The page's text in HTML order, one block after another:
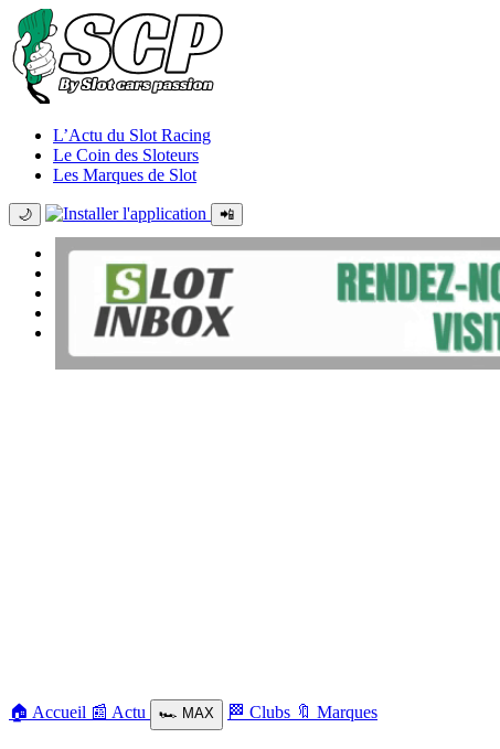
L’Actu du Slot Racing
Le Coin des Sloteurs
Les Marques de Slot
🌙 📲
🏠 Accueil 📰 Actu 🏎️ MAX 🏁 Clubs 🔖 Marques